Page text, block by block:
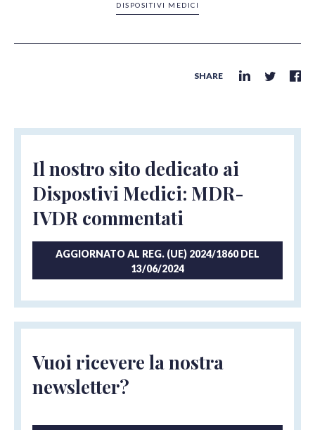
DISPOSITIVI MEDICI
SHARE
Il nostro sito dedicato ai
Dispostivi Medici: MDR-
IVDR commentati
AGGIORNATO AL REG. (UE) 2024/1860 DEL
13/06/2024
Vuoi ricevere la nostra
newsletter?